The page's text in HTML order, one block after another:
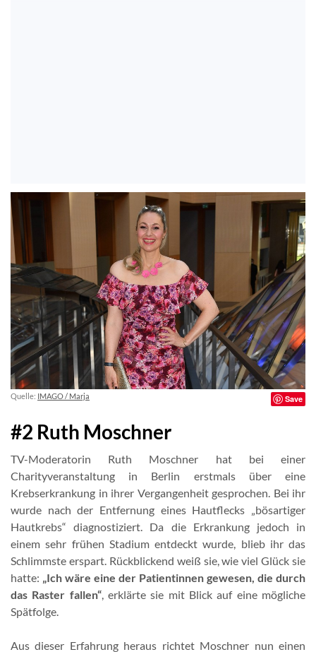
Quelle: IMAGO / Marja Save
#2 Ruth Moschner
TV-Moderatorin Ruth Moschner hat bei einer
Charityveranstaltung in Berlin erstmals über eine
Krebserkrankung in ihrer Vergangenheit gesprochen. Bei ihr
wurde nach der Entfernung eines Hautflecks „bösartiger
Hautkrebs“ diagnostiziert. Da die Erkrankung jedoch in
einem sehr frühen Stadium entdeckt wurde, blieb ihr das
Schlimmste erspart. Rückblickend weiß sie, wie viel Glück sie
hatte: „Ich wäre eine der Patientinnen gewesen, die durch
das Raster fallen“, erklärte sie mit Blick auf eine mögliche
Spätfolge.
Aus dieser Erfahrung heraus richtet Moschner nun einen